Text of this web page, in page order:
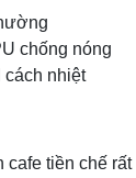
chống nóng
cách nhiệt
cafe tiền chế